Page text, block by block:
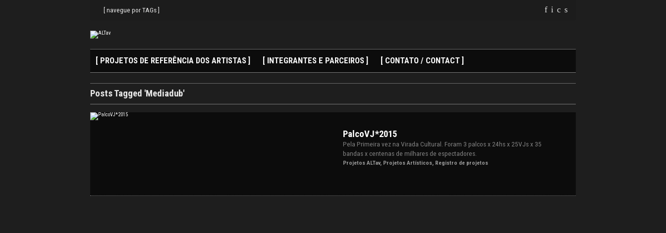
f i c s
content
[ navegue por TAGs ]
[ PROJETOS DE REFERÊNCIA DOS ARTISTAS ] [ INTEGRANTES E PARCEIROS ] [ CONTATO / CONTACT ]
Posts Tagged 'Mediadub'
PalcoVJ*2015
Pela Primeira vez na Virada Cultural. Foram 3 palcos x 24hs x 25VJs x 35
bandas x centenas de milhares de espectadores.
Projetos ALTav, Projetos Artísticos Registro de projetos